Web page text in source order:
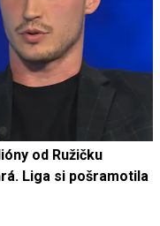
od Ružičku
Liga si pošramotila